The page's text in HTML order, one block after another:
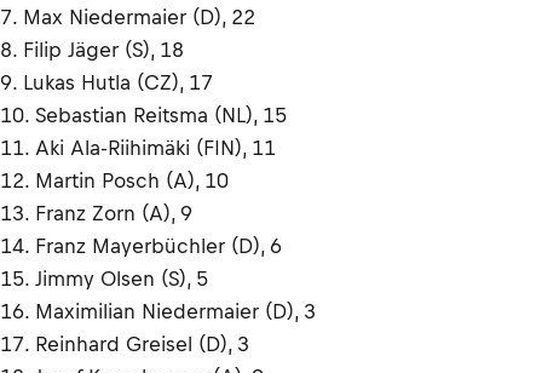
7. Max Niedermaier (D), 22
8. Filip Jäger (S), 18
9. Lukas Hutla (CZ), 17
10. Sebastian Reitsma (NL), 15
11. Aki Ala-Riihimäki (FIN), 11
12. Martin Posch (A), 10
13. Franz Zorn (A), 9
14. Franz Mayerbüchler (D), 6
15. Jimmy Olsen (S), 5
16. Maximilian Niedermaier (D), 3
17. Reinhard Greisel (D), 3